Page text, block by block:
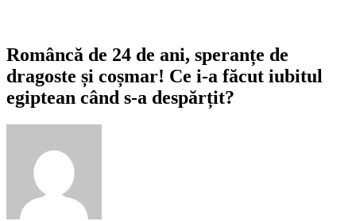
Româncă de 24 de ani, speranțe de
dragoste și coșmar! Ce i-a făcut iubitul
egiptean când s-a despărțit?